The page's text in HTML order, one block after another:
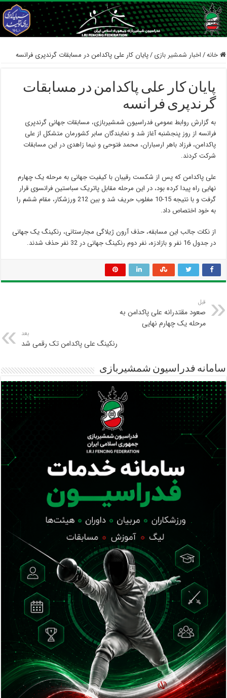
خانه/اخبار شمشیر بازی /پایان کار علی پاکدامن در مسابقات گرندپری فرانسه
پایان کار علی پاکدامن در مسابقات
گرندپری فرانسه
به گزارش روابط عمومی فدراسیون شمشیربازی، مسابقات جهانی گرندپری
فرانسه از روز پنجشنبه آغاز شد و نمایندگان سابر کشورمان متشکل از علی
پاکدامن، فرزاد باهر ارسباران، محمد فتوحی و نیما زاهدی در این مسابقات
شرکت کردند.
علی پاکدامن که پس از شکست رقیبان با کیفیت جهانی به مرحله یک چهارم
نهایی راه پیدا کرده بود، در این مرحله مقابل پاتریک سباستین فرانسوی قرار
گرفت و با نتیجه 15-10 مغلوب حریف شد و بین 212 ورزشکار، مقام ششم را
به خود اختصاص داد.
از نکات جالب این مسابقه، حذف آرون ژیلاگی مجارستانی، رنکینگ یک جهانی
در جدول 16 نفر و بازادزه، نفر دوم رنکینگ جهانی در 32 نفر حذف شدند.
قبل
صعود مقتدرانه علی پاکدامن به
مرحله یک چهارم نهایی
بعد
رنکینگ علی پاکدامن تک رقمی شد
سامانه فدراسیون شمشیربازی